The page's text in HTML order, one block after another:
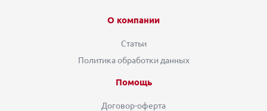
О компании
Статьи
Политика обработки данных
Помощь
Договор-оферта